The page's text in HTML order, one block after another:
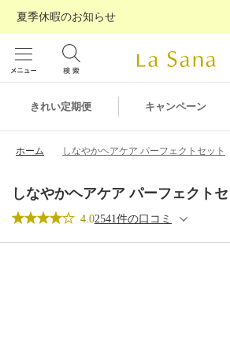
きれい定期便 キャンペーン
夏季休暇のお知らせ
ホーム しなやかヘアケア パーフェクトセット
しなやかヘアケア パーフェクトセ
4.02541件の口コミ